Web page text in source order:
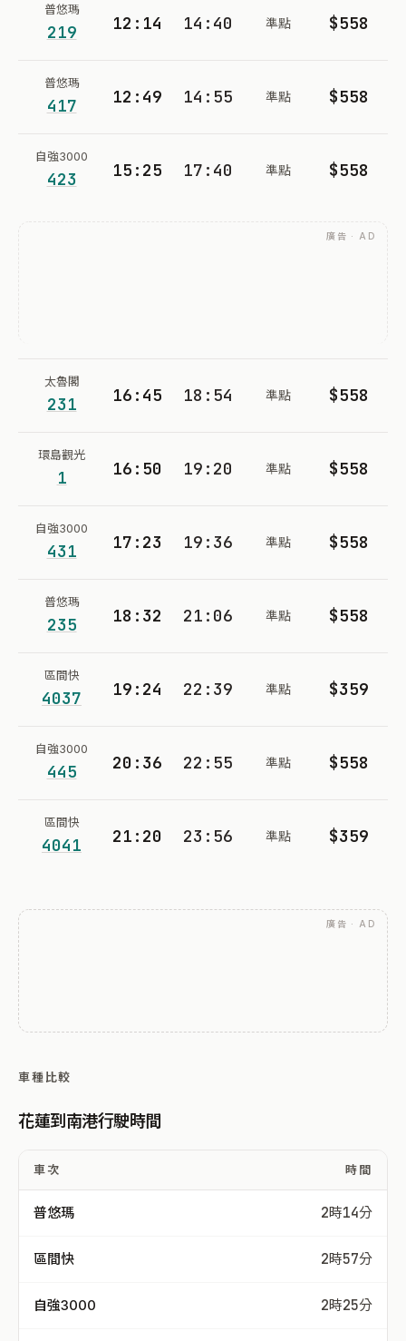
普悠瑪
219 12:14 14:40 準點 $558
普悠瑪
417 12:49 14:55 準點 $558
自強3000
423 15:25 17:40 準點 $558
廣告 · AD
太魯閣
231 16:45 18:54 準點 $558
環島觀光
1 16:50 19:20 準點 $558
自強3000
431 17:23 19:36 準點 $558
普悠瑪
235 18:32 21:06 準點 $558
區間快
4037 19:24 22:39 準點 $359
自強3000
445 20:36 22:55 準點 $558
區間快
4041 21:20 23:56 準點 $359
廣告 · AD
車種比較
花蓮到南港行駛時間
車次 時間
普悠瑪 2時14分
區間快 2時57分
自強3000 2時25分